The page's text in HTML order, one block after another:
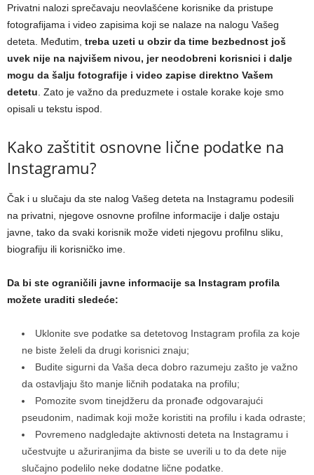
Privatni nalozi sprečavaju neovlašćene korisnike da pristupe
fotografijama i video zapisima koji se nalaze na nalogu Vašeg
deteta. Međutim, treba uzeti u obzir da time bezbednost još
uvek nije na najvišem nivou, jer neodobreni korisnici i dalje
mogu da šalju fotografije i video zapise direktno Vašem
detetu. Zato je važno da preduzmete i ostale korake koje smo
opisali u tekstu ispod.
Kako zaštitit osnovne lične podatke na
Instagramu?
Čak i u slučaju da ste nalog Vašeg deteta na Instagramu podesili
na privatni, njegove osnovne profilne informacije i dalje ostaju
javne, tako da svaki korisnik može videti njegovu profilnu sliku,
biografiju ili korisničko ime.
Da bi ste ograničili javne informacije sa Instagram profila
možete uraditi sledeće:
Uklonite sve podatke sa detetovog Instagram profila za koje
ne biste želeli da drugi korisnici znaju;
Budite sigurni da Vaša deca dobro razumeju zašto je važno
da ostavljaju što manje ličnih podataka na profilu;
Pomozite svom tinejdžeru da pronađe odgovarajući
pseudonim, nadimak koji može koristiti na profilu i kada odraste;
Povremeno nadgledajte aktivnosti deteta na Instagramu i
učestvujte u ažuriranjima da biste se uverili u to da dete nije
slučajno podelilo neke dodatne lične podatke.